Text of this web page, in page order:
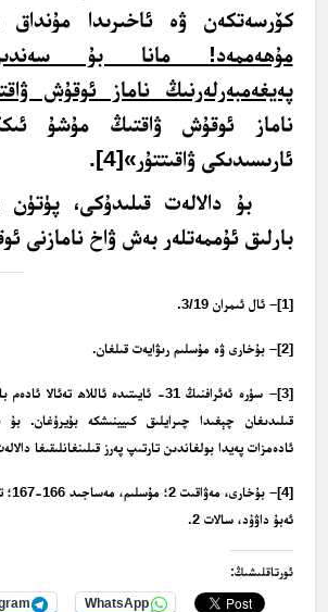
كۆرسەتكەن ۋە ئاخىرىدا
مۇھەممەد! مانا بۇ
پەيغەمبەرلەرنىڭ ناماز ئوقۇش
ناماز ئوقۇش ۋاقتىڭ مۇشۇ
ئارىسىدىكى ۋاقىتتۇر»[4]
.
بۇ دالالەت قىلىدۇكى، پۈتۈن
بارلىق ئۇممەتلەر بەش ۋاخ نامازنى
[1]– ئال ئىمران 3/19.
[2]– بۇخارى ۋە مۇسلىم رىۋايەت قىلغان.
[3]
– سۈرە ئەئرافنىڭ 31- ئايىتىدە ئاللاھ
قىلىدىغان چېغىدا چىرايلىق كىيينىشكە بۇيرۇغان. بۇ
ئادەمزات پەيدا بولغاندىن تارتىپ پەرز قىلىنغانلىقىغا
[4]
ئەبۇ داۋۇد، سالات 2.
ئورتاقلىشىڭ:
WhatsApp